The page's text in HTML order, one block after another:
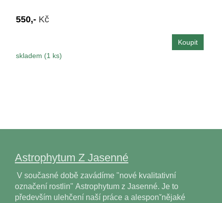
550,- Kč
skladem (1 ks)
Astrophytum Z Jasenné
V současné době zavádíme "nové kvalitativní
označení rostlin" Astrophytum z Jasenné. Je to
především ulehčení naší práce a alesponˇnějaké